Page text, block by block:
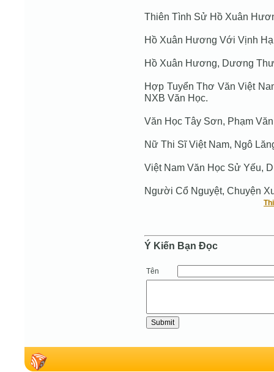
Thiên Tình Sử Hồ Xuân
Hồ Xuân Hương Với Vịnh
Hồ Xuân Hương, Dương
Hợp Tuyển Thơ Văn Việt
NXB Văn Học.
Văn Học Tây Sơn, Phạm
Nữ Thi Sĩ Việt Nam, Ngô
Việt Nam Văn Học Sử Yếu,
Người Cổ Nguyệt, Chuyện
Ý Kiến Bạn Ðọc
Tên